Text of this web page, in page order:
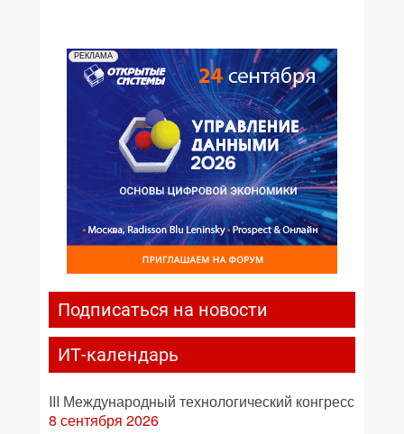
РЕКЛАМА
Подписаться на новости
ИТ-календарь
III Международный технологический конгресс
8 сентября 2026